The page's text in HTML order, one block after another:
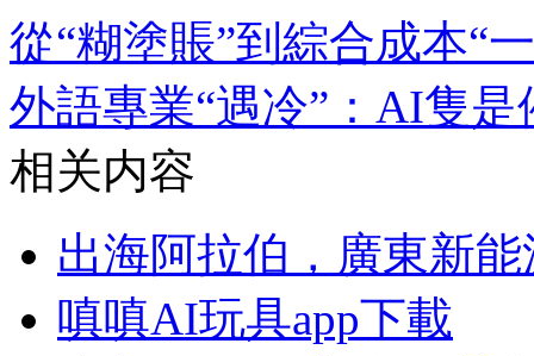
從“糊塗賬”到綜合成本“
外語專業“遇冷”：AI隻是
相关内容
出海阿拉伯，廣東新
嗔嗔AI玩具app下載